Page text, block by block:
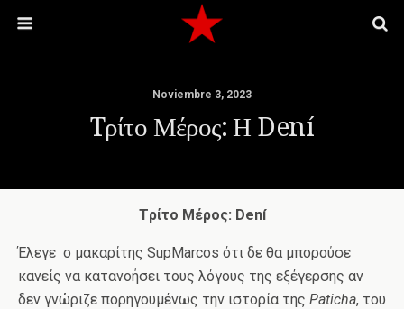
Noviembre 3, 2023
Tρίτο Μέρος: Η Dení
Tρίτο Μέρος: Dení
Έλεγε ο μακαρίτης SupMarcos ότι δε θα μπορούσε
κανείς να κατανοήσει τους λόγους της εξέγερσης αν
δεν γνώριζε πορηγουμένως την ιστορία της Paticha, του